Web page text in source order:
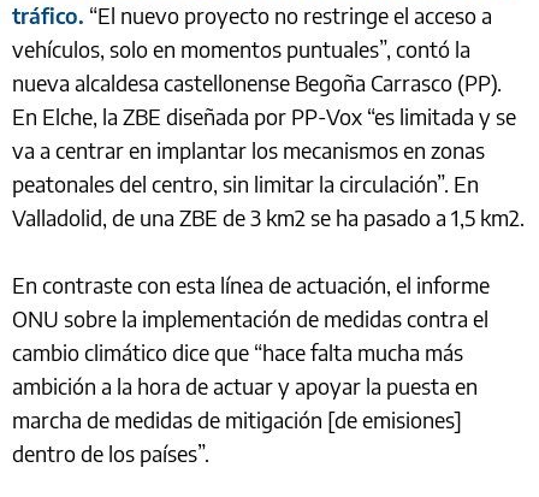
tráfico. “El nuevo proyecto no restringe el acceso a
vehículos, solo en momentos puntuales”, contó la
nueva alcaldesa castellonense Begoña Carrasco (PP).
En Elche, la ZBE diseñada por PP-Vox “es limitada y se
va a centrar en implantar los mecanismos en zonas
peatonales del centro, sin limitar la circulación”. En
Valladolid, de una ZBE de 3 km2 se ha pasado a 1,5 km2.
En contraste con esta línea de actuación, el informe
ONU sobre la implementación de medidas contra el
cambio climático dice que “hace falta mucha más
ambición a la hora de actuar y apoyar la puesta en
marcha de medidas de mitigación [de emisiones]
dentro de los países”.